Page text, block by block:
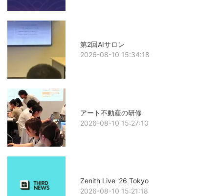
第2回AIサロン
2026-08-10 15:34:18
アート不動産の研修
2026-08-10 15:27:10
Zenith Live '26 Tokyo
2026-08-10 15:21:18